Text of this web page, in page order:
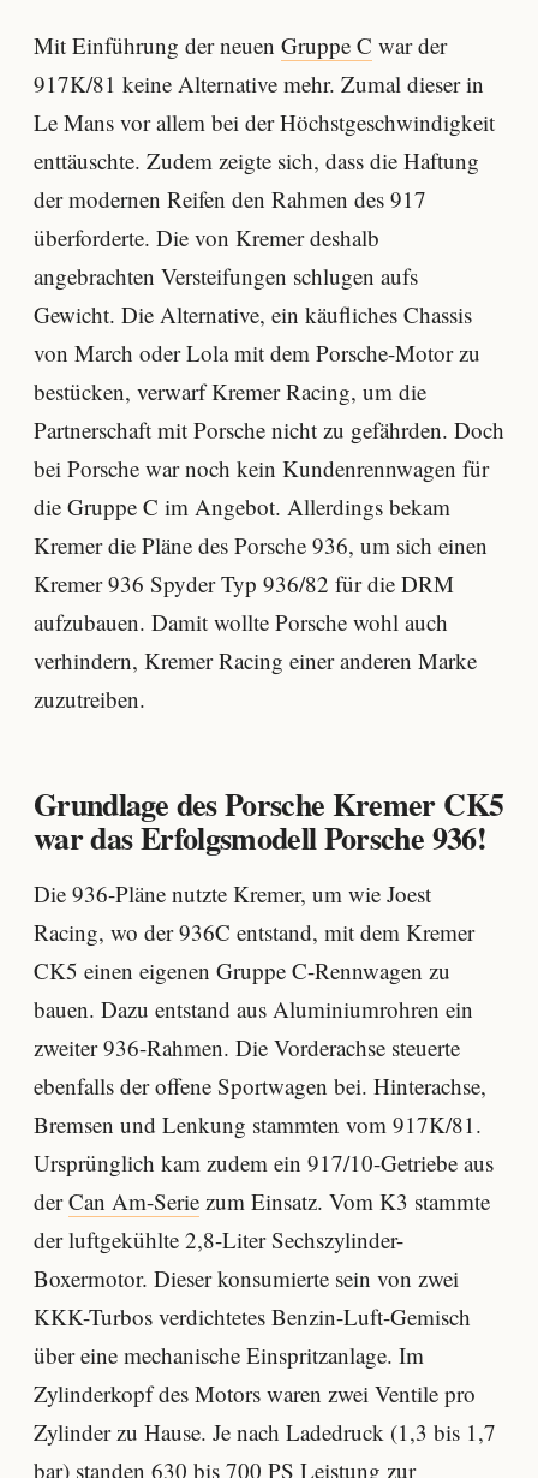
Mit Einführung der neuen Gruppe C war der
917K/81 keine Alternative mehr. Zumal dieser in
Le Mans vor allem bei der Höchstgeschwindigkeit
enttäuschte. Zudem zeigte sich, dass die Haftung
der modernen Reifen den Rahmen des 917
überforderte. Die von Kremer deshalb
angebrachten Versteifungen schlugen aufs
Gewicht. Die Alternative, ein käufliches Chassis
von March oder Lola mit dem Porsche-Motor zu
bestücken, verwarf Kremer Racing, um die
Partnerschaft mit Porsche nicht zu gefährden. Doch
bei Porsche war noch kein Kundenrennwagen für
die Gruppe C im Angebot. Allerdings bekam
Kremer die Pläne des Porsche 936, um sich einen
Kremer 936 Spyder Typ 936/82 für die DRM
aufzubauen. Damit wollte Porsche wohl auch
verhindern, Kremer Racing einer anderen Marke
zuzutreiben.
Grundlage des Porsche Kremer CK5
war das Erfolgsmodell Porsche 936!
Die 936-Pläne nutzte Kremer, um wie Joest
Racing, wo der 936C entstand, mit dem Kremer
CK5 einen eigenen Gruppe C-Rennwagen zu
bauen. Dazu entstand aus Aluminiumrohren ein
zweiter 936-Rahmen. Die Vorderachse steuerte
ebenfalls der offene Sportwagen bei. Hinterachse,
Bremsen und Lenkung stammten vom 917K/81.
Ursprünglich kam zudem ein 917/10-Getriebe aus
derCan Am-Serie zum Einsatz. Vom K3 stammte
der luftgekühlte 2,8-Liter Sechszylinder-
Boxermotor. Dieser konsumierte sein von zwei
KKK-Turbos verdichtetes Benzin-Luft-Gemisch
über eine mechanische Einspritzanlage. Im
Zylinderkopf des Motors waren zwei Ventile pro
Zylinder zu Hause. Je nach Ladedruck (1,3 bis 1,7
bar) standen 630 bis 700 PS Leistung zur